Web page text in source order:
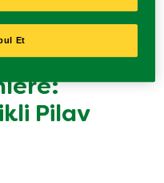
Pilav
Et